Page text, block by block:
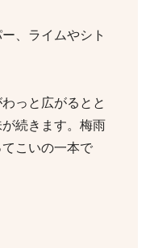
、ライムやシト
っと広がるとと
続きます。梅雨
こいの一本で